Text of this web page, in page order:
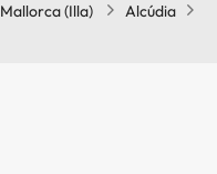
Mallorca (Illa)
Alcúdia